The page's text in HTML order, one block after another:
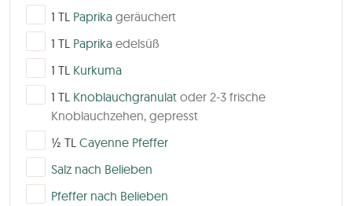
▢1 TL Paprika geräuchert
▢1 TL Paprika edelsüß
▢1 TL Kurkuma
▢1 TL Knoblauchgranulat oder 2-3 frische
Knoblauchzehen, gepresst
▢
½ TL Cayenne Pfeffer
▢
Salz nach Belieben
▢
Pfeffer nach Belieben